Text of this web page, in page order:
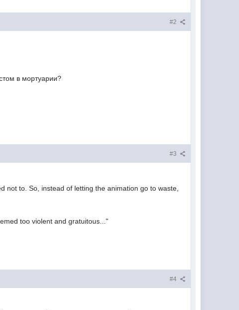
#2
в мортуарии?
#3
not to. So, instead of letting the animation go to waste,
too violent and gratuitous..."
#4